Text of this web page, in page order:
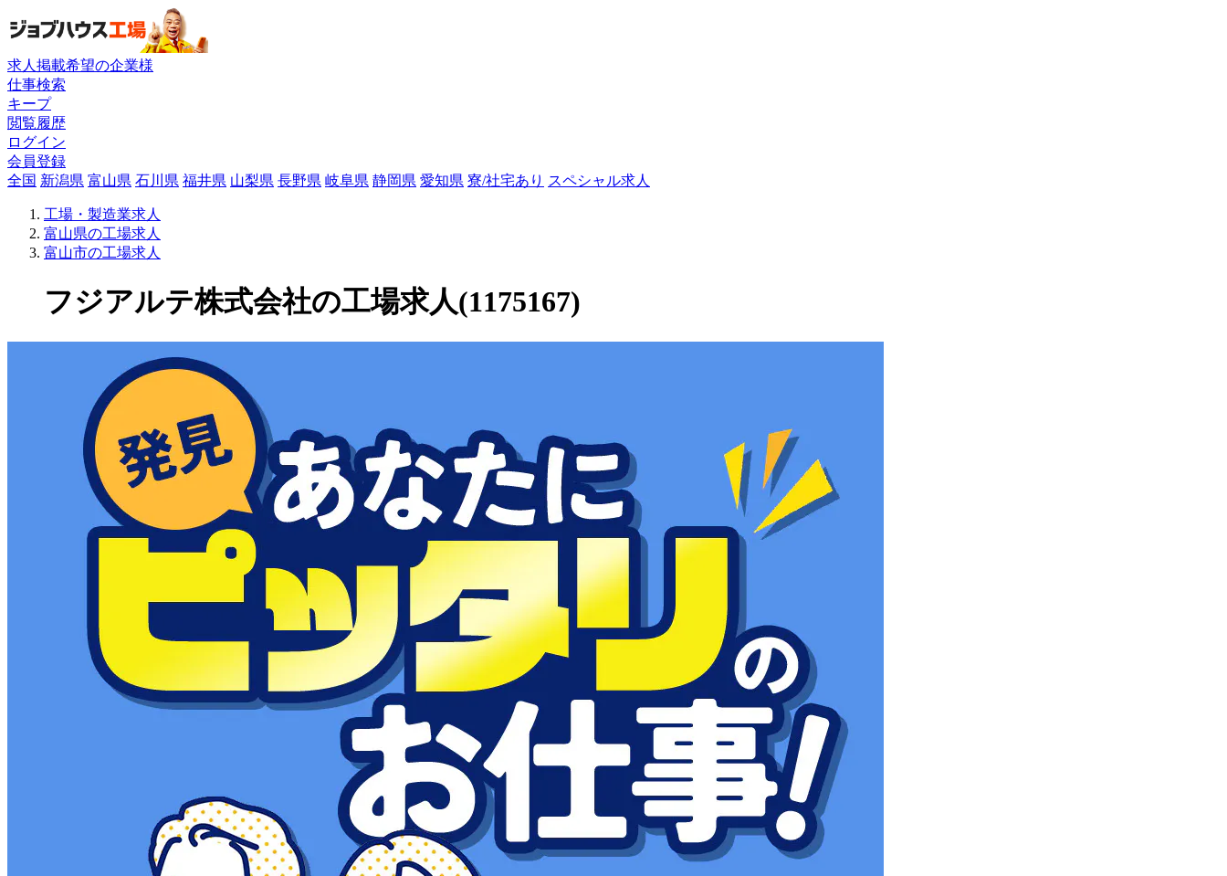
求人掲載希望の企業様
仕事検索
キープ
閲覧履歴
ログイン
会員登録
全国 新潟県 富山県 石川県 福井県 山梨県 長野県 岐阜県 静岡県 愛知県 寮/社宅あり スペシャル求人
工場・製造業求人
富山県の工場求人
富山市の工場求人
フジアルテ株式会社の工場求人(1175167)